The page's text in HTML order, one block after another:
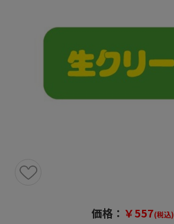
価格： ￥557(税込)